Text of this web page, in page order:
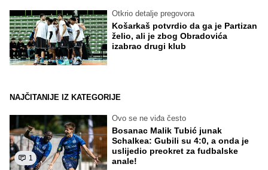
Otkrio detalje pregovora
Košarkaš potvrdio da ga je Partizan
želio, ali je zbog Obradovića
izabrao drugi klub
NAJČITANIJE IZ KATEGORIJE
1
Ovo se ne viđa često
Bosanac Malik Tubić junak
Schalkea: Gubili su 4:0, a onda je
uslijedio preokret za fudbalske
anale!